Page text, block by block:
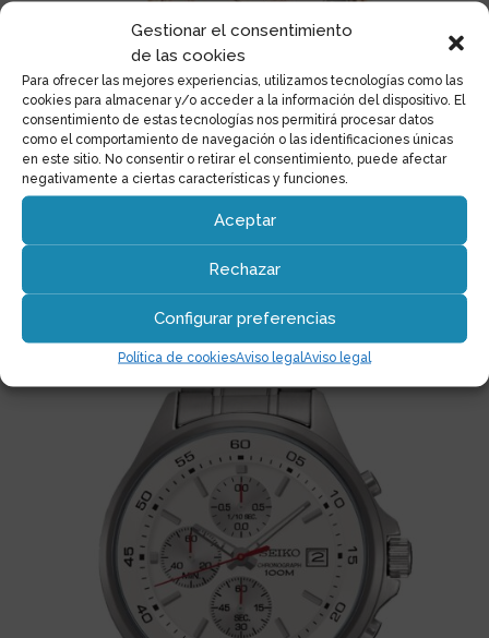
Gestionar el consentimiento
de las cookies
Para ofrecer las mejores experiencias, utilizamos tecnologías como las
cookies para almacenar y/o acceder a la información del dispositivo. El
consentimiento de estas tecnologías nos permitirá procesar datos
como el comportamiento de navegación o las identificaciones únicas
en este sitio. No consentir o retirar el consentimiento, puede afectar
negativamente a ciertas características y funciones.
Aceptar
Rechazar
Configurar preferencias
Política de cookiesAviso legalAviso legal